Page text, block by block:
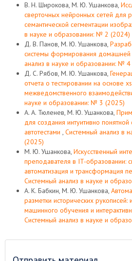
В. Н. Широкова, М. Ю. Ушанкова,
сверточных нейронных сетей для
семантической сегментации
в науке и образовании: № 2 (2024)
Д. В. Панов, М. Ю. Ушанкова,
системы формирования домашней
анализ в науке и образовании: №
Д. С. Рябов, М. Ю. Ушанкова,
отчета о тестировании на основе
межведомственного
науке и образовании: № 3 (2025)
А. А. Тюленев, М. Ю. Ушанкова,
для создания интуитивно
автотестами , Системный анализ в
(2025)
М. Ю. Ушанкова, Искусственный
преподавателя в IT-образовании:
автоматизация и трансформация
Системный анализ в науке и
А. К. Бабкин, М. Ю. Ушанкова,
разметки исторических рукописей:
машинного обучения и
Системный анализ в науке и